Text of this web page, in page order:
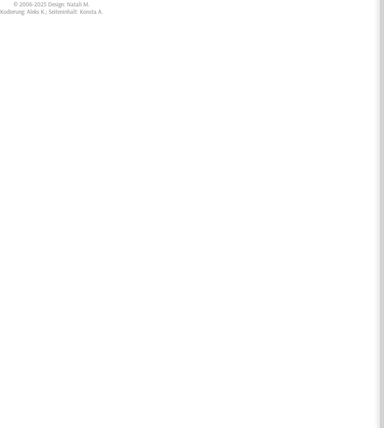
© 2006-2025 Design: Natali M.
Kodierung: Aleks K.; Seiteninhalt: Konsta A.